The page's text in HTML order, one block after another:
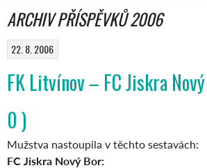
ARCHIV PŘÍSPĚVKŮ 2006
22. 8. 2006
FK Litvínov – FC Jiskra
0 )
Mužstva nastoupila v těchto sestavách:
FC Jiskra Nový Bor: